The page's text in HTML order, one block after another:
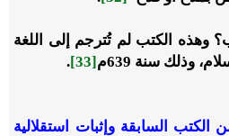
وهذه الكتب لم تُترجم إلى اللغة
وذلك سنة 639م
[33]
.
السابقة وإثبات استقلالية